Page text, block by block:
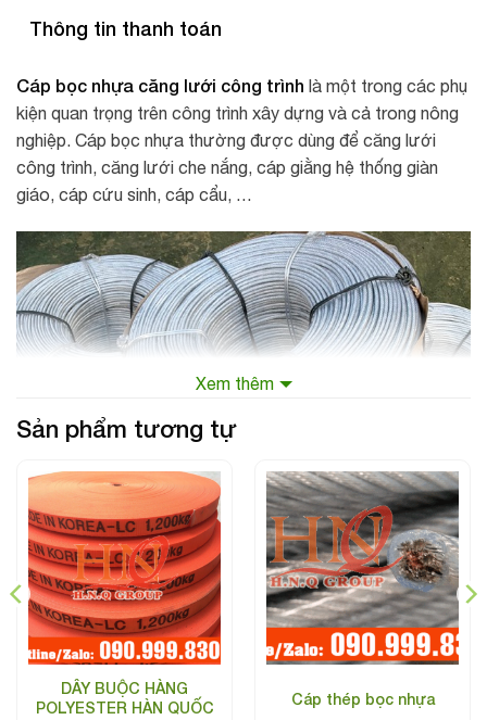
Thông tin thanh toán
Cáp bọc nhựa căng lưới công trình là một trong các phụ
kiện quan trọng trên công trình xây dựng và cả trong nông
nghiệp. Cáp bọc nhựa thường được dùng để căng lưới
công trình, căng lưới che nắng, cáp giằng hệ thống giàn
giáo, cáp cứu sinh, cáp cẩu, …
Cáp thép bọc nhựa phi 8
Xem thêm
Sản phẩm tương tự
DÂY BUỘC HÀNG
POLYESTER HÀN QUỐC
Cáp thép bọc nhựa